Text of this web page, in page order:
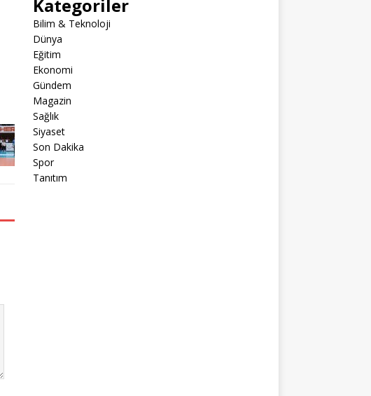
Kategoriler
Bilim & Teknoloji
Dünya
Eğitim
Ekonomi
Gündem
Magazin
Sağlık
Siyaset
Son Dakika
Spor
Tanıtım